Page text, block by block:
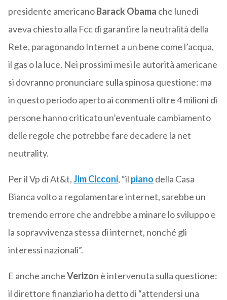
presidente americanoBarack Obama che lunedì
aveva chiesto alla Fcc di garantire la neutralità della
Rete, paragonando Internet a un bene come l’acqua,
il gas o la luce. Nei prossimi mesi le autorità americane
si dovranno pronunciare sulla spinosa questione: ma
in questo periodo aperto ai commenti oltre 4 milioni di
persone hanno criticato un’eventuale cambiamento
delle regole che potrebbe fare decadere la net
neutrality.
Per il Vp di At&t,Jim Cicconi, “il piano della Casa
Bianca volto a regolamentare internet, sarebbe un
tremendo errore che andrebbe a minare lo sviluppo e
la sopravvivenza stessa di internet, nonché gli
interessi nazionali”.
E anche ancheVerizon è intervenuta sulla questione:
il direttore finanziario ha detto di “attendersi una